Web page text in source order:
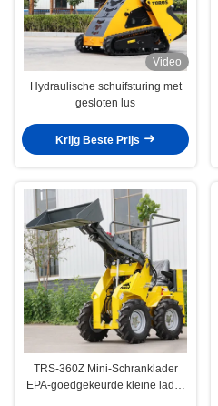
Video
Hydraulische schuifsturing met
gesloten lus
Krijg Beste Prijs
TRS-360Z Mini-Schranklader
EPA-goedgekeurde kleine lader